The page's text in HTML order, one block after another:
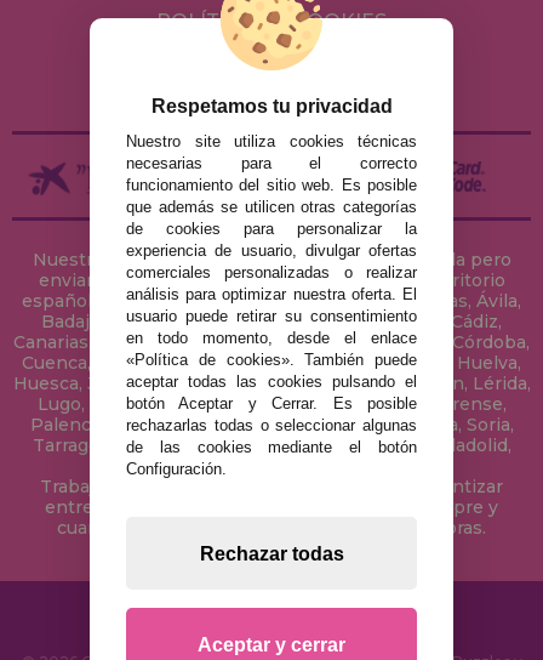
POLÍTICA DE COOKIES
ENVÍOS Y DEVOLUCIONES
Nuestra tienda de puzzles está ubicada en Sevilla pero
enviamos tus puzzles a cualquier ciudad del territorio
español: Álava, Albacete, Alicante, Almería, Asturias, Ávila,
Badajoz, Baleares, Barcelona, Burgos, Cáceres, Cádiz,
Canarias, Cantabria, Castellón, Ceuta, Ciudad Real, Córdoba,
Cuenca, Gerona, Granada, Guadalajara, Guipúzcoa, Huelva,
Huesca, Jaén, La Coruña, La Rioja, Las Palmas, Leon, Lérida,
Lugo, Madrid, Málaga, Melilla, Murcia, Navarra, Orense,
Palencia, Pontevedra, Salamanca, Segovia, Sevilla, Soria,
Tarragona, Tenerife, Teruel, Toledo, Valencia, Valladolid,
Vizcaya, Zamora y Zaragoza.
Trabajamos con Stocks permanentes para garantizar
entregas rápidas en territorio peninsular, siempre y
cuando el pedido se realice antes de las 18 horas.
Respetamos tu privacidad
Nuestro site utiliza cookies técnicas
necesarias para el correcto
funcionamiento del sitio web. Es posible
que además se utilicen otras categorías
de cookies para personalizar la
experiencia de usuario, divulgar ofertas
comerciales personalizadas o realizar
análisis para optimizar nuestra oferta. El
usuario puede retirar su consentimiento
en todo momento, desde el enlace
«Política de cookies». También puede
aceptar todas las cookies pulsando el
botón Aceptar y Cerrar. Es posible
rechazarlas todas o seleccionar algunas
de las cookies mediante el botón
Configuración.
Rechazar todas
Aceptar y cerrar